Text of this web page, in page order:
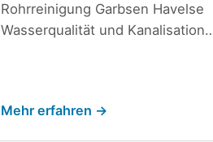
Rohrreinigung Garbsen Havelse
Wasserqualität und
Mehr erfahren →